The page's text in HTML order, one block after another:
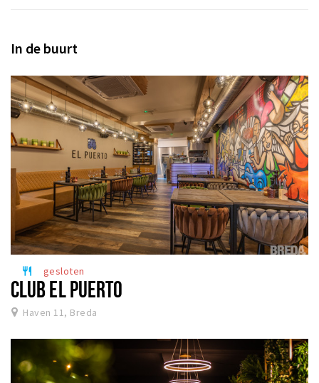
In de buurt
restaurant gesloten
CLUB EL PUERTO
Haven 11, Breda